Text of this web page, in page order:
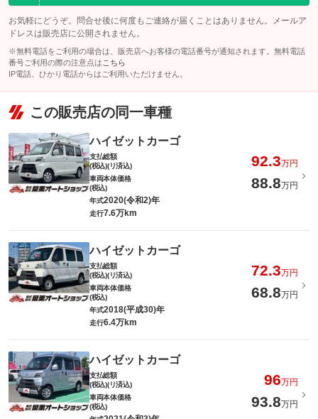
お気軽にどうぞ。問合せ後に何度もご連絡が届くことはありません。メールア
ドレスは販売店に公開されません。
※無料電話をご利用の場合は、販売店へお客様の電話番号が通知されます。無料電話
番号ご利用の際の注意点は こちら
IP電話、ひかり電話からはご利用いただけません。
この販売店の同一車種
ハイゼットカーゴ
支払総額
(税込)(リ済込)
92.3万円
車両本体価格
(税込)
88.8万円
年式2020(令和2)年
走行7.6万km
ハイゼットカーゴ
支払総額
(税込)(リ済込)
72.3万円
車両本体価格
(税込)
68.8万円
年式2018(平成30)年
走行6.4万km
ハイゼットカーゴ
支払総額
(税込)(リ済込)
96万円
車両本体価格
(税込)
93.8万円